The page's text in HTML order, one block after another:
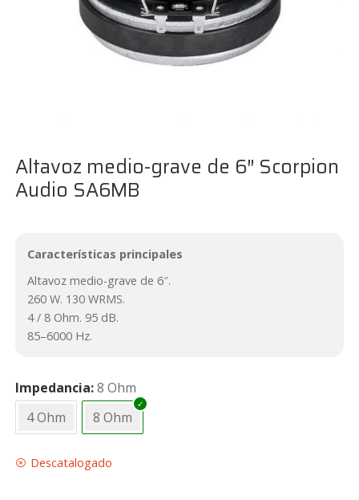
Altavoz medio-grave de 6″ Scorpion
Audio SA6MB
Características principales
Altavoz medio-grave de 6″.
260 W. 130 WRMS.
4 / 8 Ohm. 95 dB.
85–6000 Hz.
Impedancia 8 Ohm
4 Ohm
8 Ohm
Descatalogado